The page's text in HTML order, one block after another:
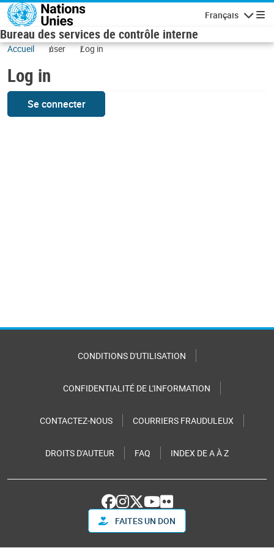
Skip to main content
Français
Bureau des services de contrôle interne
Accueil user Log in
Log in
Se connecter
CONDITIONS D'UTILISATION
CONFIDENTIALITÉ DE L'INFORMATION
CONTACTEZ-NOUS COURRIERS FRAUDULEUX
DROITS D'AUTEUR FAQ INDEX DE A À Z
FAITES UN DON